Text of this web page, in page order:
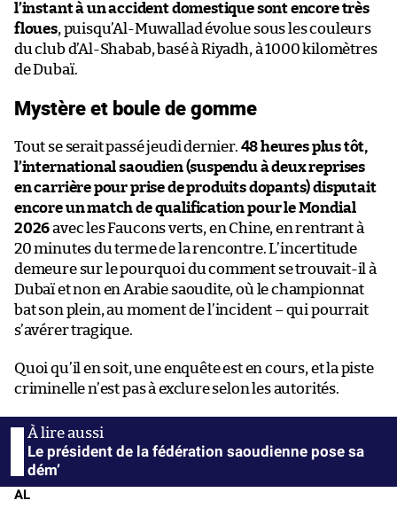
l’instant à un accident domestique sont encore très
floues, puisqu’Al-Muwallad évolue sous les couleurs
du club d’Al-Shabab, basé à Riyadh, à 1000 kilomètres
de Dubaï.
Mystère et boule de gomme
Tout se serait passé jeudi dernier. 48 heures plus tôt,
l’international saoudien (suspendu à deux reprises
en carrière pour prise de produits dopants) disputait
encore un match de qualification pour le Mondial
2026avec les Faucons verts, en Chine, en rentrant à
20 minutes du terme de la rencontre. L’incertitude
demeure sur le pourquoi du comment se trouvait-il à
Dubaï et non en Arabie saoudite, où le championnat
bat son plein, au moment de l’incident – qui pourrait
s’avérer tragique.
Quoi qu’il en soit, une enquête est en cours, et la piste
criminelle n’est pas à exclure selon les autorités.
Le président de la fédération saoudienne pose sa
dém’
AL